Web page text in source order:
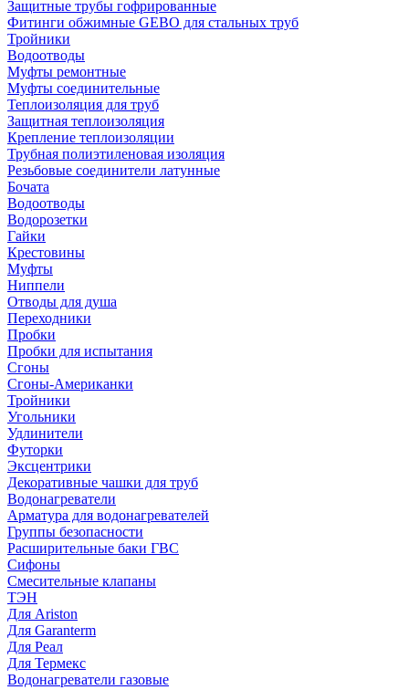
Защитные трубы гофрированные
Фитинги обжимные GEBO для стальных труб
Тройники
Водоотводы
Муфты ремонтные
Муфты соединительные
Теплоизоляция для труб
Защитная теплоизоляция
Крепление теплоизоляции
Трубная полиэтиленовая изоляция
Резьбовые соединители латунные
Бочата
Водоотводы
Водорозетки
Гайки
Крестовины
Муфты
Ниппели
Отводы для душа
Переходники
Пробки
Пробки для испытания
Сгоны
Сгоны-Американки
Тройники
Угольники
Удлинители
Футорки
Эксцентрики
Декоративные чашки для труб
Водонагреватели
Арматура для водонагревателей
Группы безопасности
Расширительные баки ГВС
Сифоны
Смесительные клапаны
ТЭН
Для Ariston
Для Garanterm
Для Реал
Для Термекс
Водонагреватели газовые